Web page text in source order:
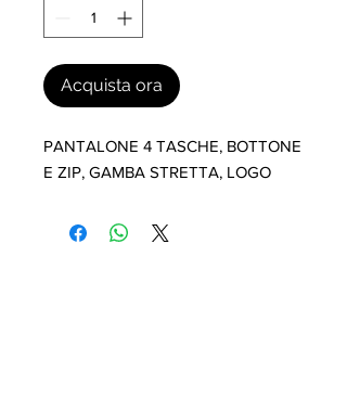
Acquista ora
PANTALONE 4 TASCHE, BOTTONE
E ZIP, GAMBA STRETTA, LOGO